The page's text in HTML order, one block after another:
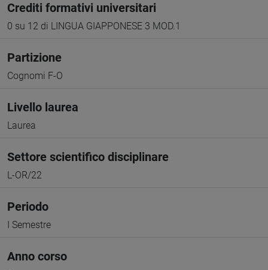
Crediti formativi universitari
0 su 12 di LINGUA GIAPPONESE 3 MOD.1
Partizione
Cognomi F-O
Livello laurea
Laurea
Settore scientifico disciplinare
L-OR/22
Periodo
I Semestre
Anno corso